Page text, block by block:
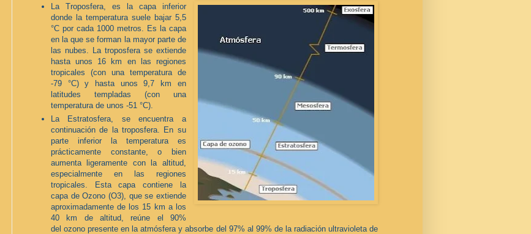
La Troposfera, es la capa inferior
donde la temperatura suele bajar 5,5
°C por cada 1000 metros. Es la capa
en la que se forman la mayor parte de
las nubes. La troposfera se extiende
hasta unos 16 km en las regiones
tropicales (con una temperatura de
-79 °C) y hasta unos 9,7 km en
latitudes templadas (con una
temperatura de unos -51 °C).
La Estratosfera, se encuentra a
continuación de la troposfera. En su
parte inferior la temperatura es
prácticamente constante, o bien
aumenta ligeramente con la altitud,
especialmente en las regiones
tropicales. Esta capa contiene la
capa de Ozono (O3), que se extiende
aproximadamente de los 15 km a los
40 km de altitud, reúne el 90%
del ozono presente en la atmósfera y absorbe del 97% al 99% de la radiación ultravioleta de